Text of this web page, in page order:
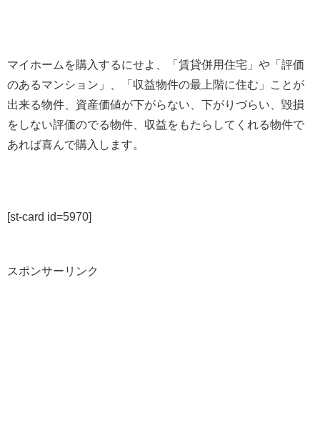
マイホームを購入するにせよ、「賃貸併用住宅」や「評価
のあるマンション」、「収益物件の最上階に住む」ことが
出来る物件、資産価値が下がらない、下がりづらい、毀損
をしない評価のでる物件、収益をもたらしてくれる物件で
あれば喜んで購入します。
[st-card id=5970]
スポンサーリンク